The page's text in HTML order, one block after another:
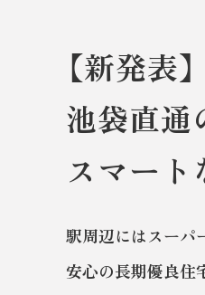
【新発表】
池袋直通
スマート
駅周辺にはスーパ
安心の長期優良住